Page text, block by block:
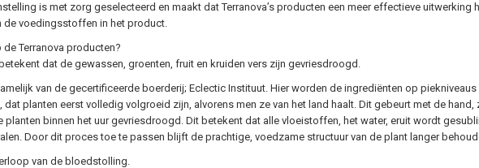
is met zorg geselecteerd en maakt dat Terranova’s producten een meer effectieve
de voedingsstoffen in het product.
Terranova producten?
dat de gewassen, groenten, fruit en kruiden vers zijn gevriesdroogd.
van de gecertificeerde boerderij; Eclectic Instituut. Hier worden de ingrediënten op
planten eerst volledig volgroeid zijn, alvorens men ze van het land haalt. Dit gebeurt met de
binnen het uur gevriesdroogd. Dit betekent dat alle vloeistoffen, het water, eruit wordt
Door dit proces toe te passen blijft de prachtige, voedzame structuur van de plant langer
van de bloedstolling.